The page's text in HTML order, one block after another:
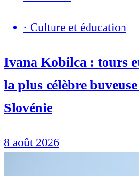
· Culture et éducation
Ivana Kobilca : tours
la plus célèbre
Slovénie
8 août 2026